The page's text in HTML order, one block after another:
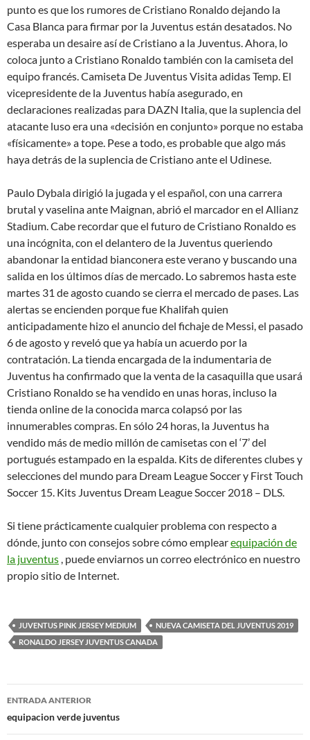
punto es que los rumores de Cristiano Ronaldo dejando la
Casa Blanca para firmar por la Juventus están desatados. No
esperaba un desaire así de Cristiano a la Juventus. Ahora, lo
coloca junto a Cristiano Ronaldo también con la camiseta del
equipo francés. Camiseta De Juventus Visita adidas Temp. El
vicepresidente de la Juventus había asegurado, en
declaraciones realizadas para DAZN Italia, que la suplencia del
atacante luso era una «decisión en conjunto» porque no estaba
«físicamente» a tope. Pese a todo, es probable que algo más
haya detrás de la suplencia de Cristiano ante el Udinese.
Paulo Dybala dirigió la jugada y el español, con una carrera
brutal y vaselina ante Maignan, abrió el marcador en el Allianz
Stadium. Cabe recordar que el futuro de Cristiano Ronaldo es
una incógnita, con el delantero de la Juventus queriendo
abandonar la entidad bianconera este verano y buscando una
salida en los últimos días de mercado. Lo sabremos hasta este
martes 31 de agosto cuando se cierra el mercado de pases. Las
alertas se encienden porque fue Khalifah quien
anticipadamente hizo el anuncio del fichaje de Messi, el pasado
6 de agosto y reveló que ya había un acuerdo por la
contratación. La tienda encargada de la indumentaria de
Juventus ha confirmado que la venta de la casaquilla que usará
Cristiano Ronaldo se ha vendido en unas horas, incluso la
tienda online de la conocida marca colapsó por las
innumerables compras. En sólo 24 horas, la Juventus ha
vendido más de medio millón de camisetas con el ‘7’ del
portugués estampado en la espalda. Kits de diferentes clubes y
selecciones del mundo para Dream League Soccer y First Touch
Soccer 15. Kits Juventus Dream League Soccer 2018 – DLS.
Si tiene prácticamente cualquier problema con respecto a
dónde, junto con consejos sobre cómo emplearequipación de
la juventus , puede enviarnos un correo electrónico en nuestro
propio sitio de Internet.
JUVENTUS PINK JERSEY MEDIUM
NUEVA CAMISETA DEL JUVENTUS 2019
RONALDO JERSEY JUVENTUS CANADA
Navegación
de
ENTRADA ANTERIOR
equipacion verde juventus